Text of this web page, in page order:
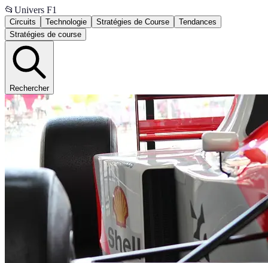
📂 Univers F1
Circuits Technologie Stratégies de Course
Tendances
Stratégies de course
Rechercher